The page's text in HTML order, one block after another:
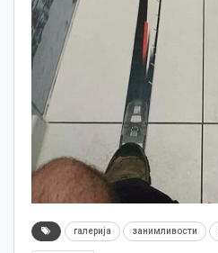
галерија занимливости